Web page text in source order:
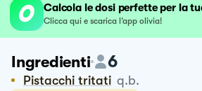
Calcola le dosi perfette per la
Clicca qui e scarica l’app olivia!
Ingredienti 6
Pistacchi tritati q.b.